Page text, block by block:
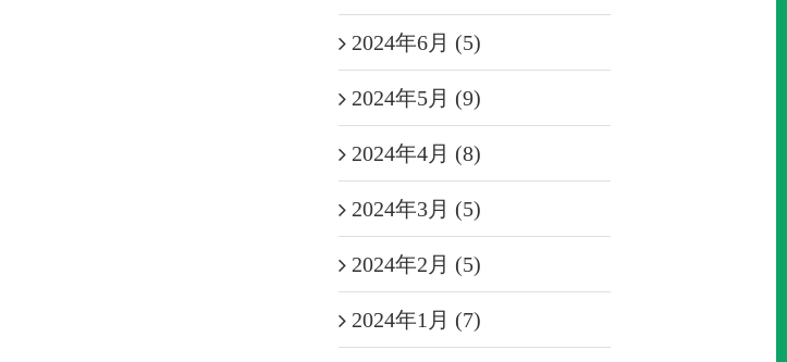
2024年6月 (5)
2024年5月 (9)
2024年4月 (8)
2024年3月 (5)
2024年2月 (5)
2024年1月 (7)